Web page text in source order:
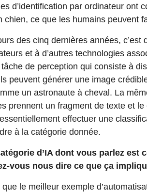
d’identification par ordinateur ont
chien, ce que les humains peuvent
des cinq dernières années, c’est
et à d’autres technologies
de perception qui consiste à
peuvent générer une image
un astronaute à cheval. La
prennent un fragment de texte et
effectuer une
à la catégorie donnée.
d’IA dont vous parlez est
vous nous dire ce que ça
que le meilleur exemple